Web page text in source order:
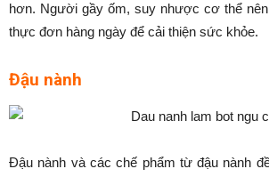
hơn. Người gầy ốm, suy nhược cơ thể
thực đơn hàng ngày để cải thiện sức khỏe.
Đậu nành
Đậu nành và các chế phẩm từ đậu nành